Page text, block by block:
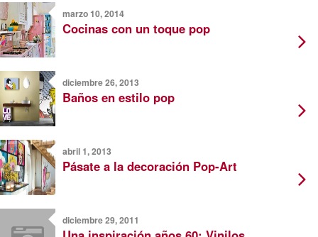
marzo 10, 2014
Cocinas con un toque pop
diciembre 26, 2013
Baños en estilo pop
abril 1, 2013
Pásate a la decoración Pop-Art
diciembre 29, 2011